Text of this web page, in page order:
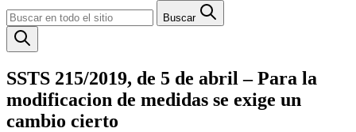
Buscar
SSTS 215/2019, de 5 de abril – Para la
modificacion de medidas se exige un
cambio cierto